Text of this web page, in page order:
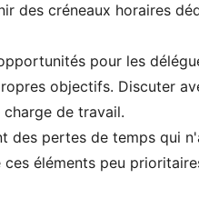
des créneaux horaires
pour les
objectifs. Discuter
de travail.
des pertes de temps qui
éléments peu